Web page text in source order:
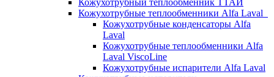
Кожухотрубный теплообменник ТТАИ
Кожухотрубные теплообменники Alfa Laval
Кожухотрубные конденсаторы Alfa
Laval
Кожухотрубные теплообменники Alfa
Laval ViscoLine
Кожухотрубные испарители Alfa Laval